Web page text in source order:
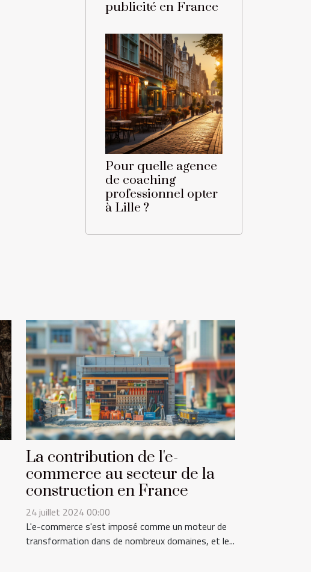
publicité en France
Pour quelle agence
de coaching
professionnel opter
à Lille ?
La contribution de l'e-
commerce au secteur de la
construction en France
24 juillet 2024 00:00
L'e-commerce s'est imposé comme un moteur de
transformation dans de nombreux domaines, et le...